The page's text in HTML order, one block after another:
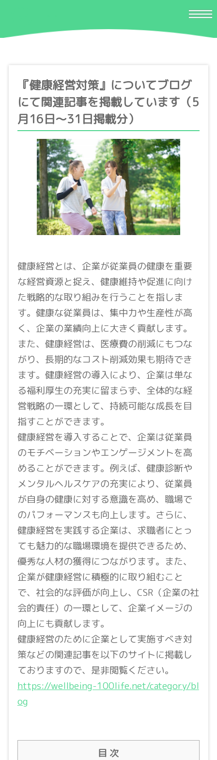
『健康経営対策』についてブログ
にて関連記事を掲載しています（5
月16日〜31日掲載分）
健康経営とは、企業が従業員の健康を重要
な経営資源と捉え、健康維持や促進に向け
た戦略的な取り組みを行うことを指しま
す。健康な従業員は、集中力や生産性が高
く、企業の業績向上に大きく貢献します。
また、健康経営は、医療費の削減にもつな
がり、長期的なコスト削減効果も期待でき
ます。健康経営の導入により、企業は単な
る福利厚生の充実に留まらず、全体的な経
営戦略の一環として、持続可能な成長を目
指すことができます。
健康経営を導入することで、企業は従業員
のモチベーションやエンゲージメントを高
めることができます。例えば、健康診断や
メンタルヘルスケアの充実により、従業員
が自身の健康に対する意識を高め、職場で
のパフォーマンスも向上します。さらに、
健康経営を実践する企業は、求職者にとっ
ても魅力的な職場環境を提供できるため、
優秀な人材の獲得につながります。また、
企業が健康経営に積極的に取り組むこと
で、社会的な評価が向上し、CSR（企業の社
会的責任）の一環として、企業イメージの
向上にも貢献します。
健康経営のために企業として実施すべき対
策などの関連記事を以下のサイトに掲載し
ておりますので、是非閲覧ください。
https://wellbeing-100life.net/category/bl
og
目 次